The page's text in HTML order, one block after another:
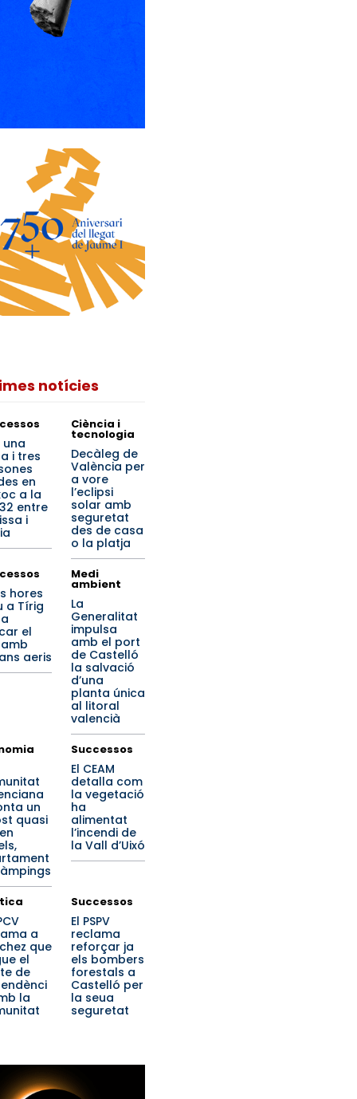
notícies
una
i tres
en
a la
entre
i
Ciència i
tecnologia
Decàleg de
València per
a vore
l’eclipsi
solar amb
seguretat
des de casa
o la platja
hores
a Tírig
el
aeris
Medi
ambient
La
Generalitat
impulsa
amb el port
de Castelló
la salvació
d’una
planta única
al litoral
valencià
un
quasi
Successos
El CEAM
detalla com
la vegetació
ha
alimentat
l’incendi de
la Vall d’Uixó
a
que
el
de
la
Successos
El PSPV
reclama
reforçar ja
els bombers
forestals a
Castelló per
la seua
seguretat